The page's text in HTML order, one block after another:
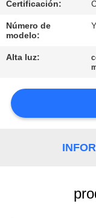
EN
NOTICIAS
Certificación:
Número de
modelo:
Alta luz: